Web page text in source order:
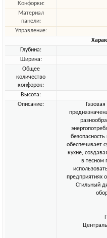
Конфорки:
Материал
панели:
Управление:
Глубина:
Ширина:
Общее
количество
конфорок:
Высота:
Описание:
обеспечивает
кухне,
в тесном
предприятиях
Стильный